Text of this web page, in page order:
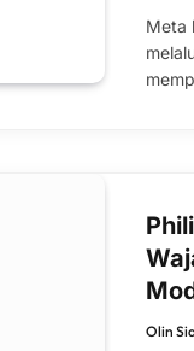
Meta
Olin